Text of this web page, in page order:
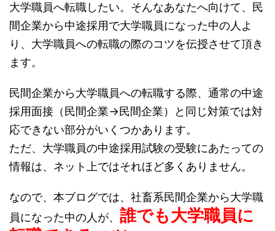
大学職員へ転職したい。そんなあなたへ向けて、民
間企業から中途採用で大学職員になった中の人よ
り、大学職員への転職の際のコツを伝授させて頂き
ます。
民間企業から大学職員への転職する際、通常の中途
採用面接（民間企業→民間企業）と同じ対策では対
応できない部分がいくつかあります。
ただ、大学職員の中途採用試験の受験にあたっての
情報は、ネット上ではそれほど多くありません。
なので、本ブログでは、社畜系民間企業から大学職
員になった中の人が、 誰でも大学職員に